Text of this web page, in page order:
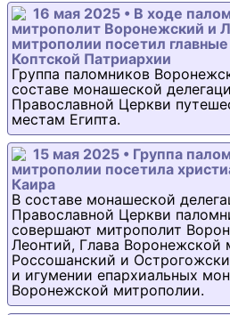
16 мая 2025 • В ходе
митрополит Воронежский и
митрополии посетил
Коптской Патриархии
Группа паломников
составе монашеской
Православной Церкви
местам Египта.
15 мая 2025 • Группа
митрополии посетила
Каира
В составе монашеской
Православной Церкви
совершают митрополит
Леонтий, Глава Воронежской
Россошанский и
и игумении епархиальных
Воронежской митрополии.